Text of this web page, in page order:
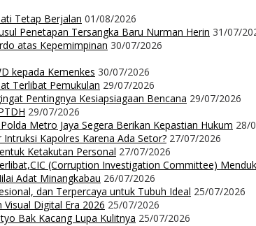
Tetap Berjalan 01/08/2026
Penetapan Tersangka Baru Nurman Herin 31/07/
atas Kepemimpinan 30/07/2026
kepada Kemenkes 30/07/2026
Terlibat Pemukulan 29/07/2026
Pentingnya Kesiapsiagaan Bencana 29/07/2026
29/07/2026
Metro Jaya Segera Berikan Kepastian Hukum 28/
Kapolres Karena Ada Setor? 27/07/2026
Ketakutan Personal 27/07/2026
(Corruption Investigation Committee)
Adat Minangkabau 26/07/2026
dan Terpercaya untuk Tubuh Ideal 25/07/2026
Digital Era 2026 25/07/2026
Bak Kacang Lupa Kulitnya 25/07/2026